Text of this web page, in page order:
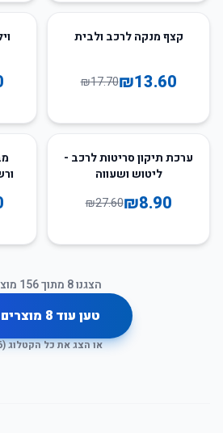
23
קצף מנקה לרכב ולבית
₪13.60
₪17.70
50
68%ערכת תיקון סריטות לרכב -
ליטוש ושעווה
₪8.90
₪27.60
30
הצגנו8 מתוך156
טען עוד8 מוצרים
או הצג את כל הקטלוג (